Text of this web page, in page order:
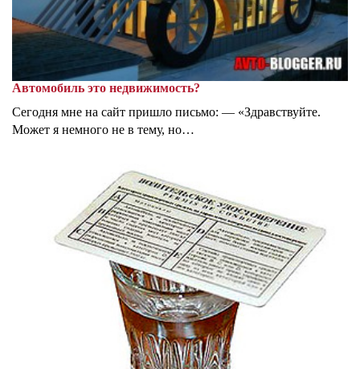
Автомобиль это недвижимость?
Сегодня мне на сайт пришло письмо: — «Здравствуйте.
Может я немного не в тему, но…